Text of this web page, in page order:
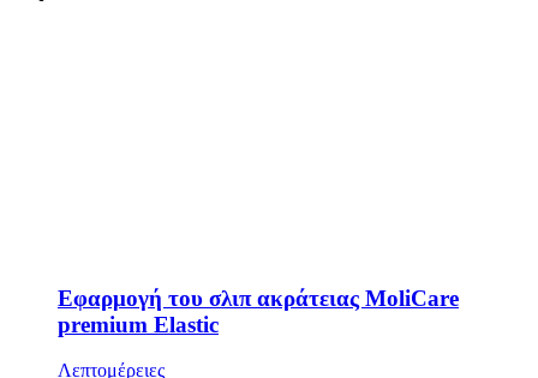
Εφαρμογή του σλιπ ακράτειας MoliCare
premium Elastic
Λεπτομέρειες